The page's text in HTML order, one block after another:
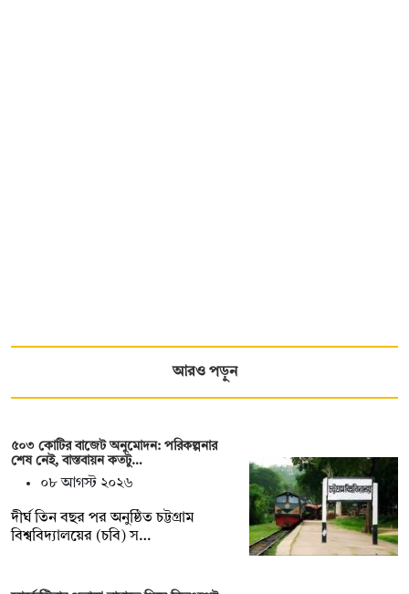
আরও পড়ুন
৫০৩ কোটির বাজেট অনুমোদন: পরিকল্পনার
শেষ নেই, বাস্তবায়ন কতটু…
০৮ আগস্ট ২০২৬
দীর্ঘ তিন বছর পর অনুষ্ঠিত চট্টগ্রাম
বিশ্ববিদ্যালয়ের (চবি) স…